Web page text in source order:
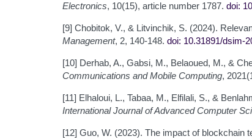
Electronics, 10(15), article number 1787. doi:
[9] Chobitok, V., & Litvinchik, S. (2024).
Management, 2, 140-148. doi: 10.31891/dsim-
[10] Derhab, A., Gabsi, M., Belaoued, M., &
Communications and Mobile Computing,
[11] Elhaloui, L., Tabaa, M., Elfilali, S., &
International Journal of Advanced Computer
[12] Guo, W. (2023). The impact of blockchain